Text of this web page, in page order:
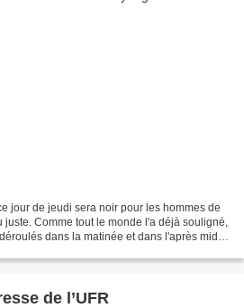
jour de jeudi sera noir pour les hommes de
Comme tout le monde l'a déjà souligné,
dans la matinée et dans l'après midi
de l’UFR